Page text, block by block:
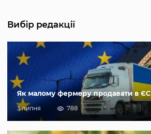
Вибір редакції
Як малому фермеру продавати в ЄС
3 липня 788